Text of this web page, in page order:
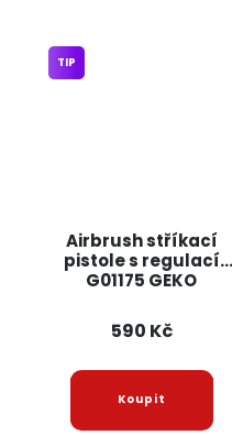
Airbrush stříkací
pistole s regulací
G01175 GEKO
TIP
590 Kč